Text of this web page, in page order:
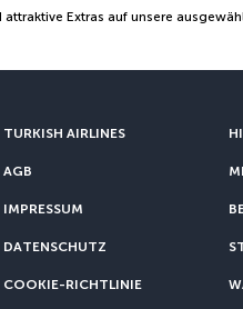
Extras auf unsere
TURKISH AIRLINES
AGB
IMPRESSUM
DATENSCHUTZ
COOKIE-RICHTLINIE